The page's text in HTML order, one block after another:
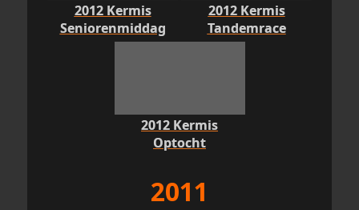
2012 Kermis
Seniorenmiddag
2012 Kermis
Tandemrace
2012 Kermis
Optocht
2011